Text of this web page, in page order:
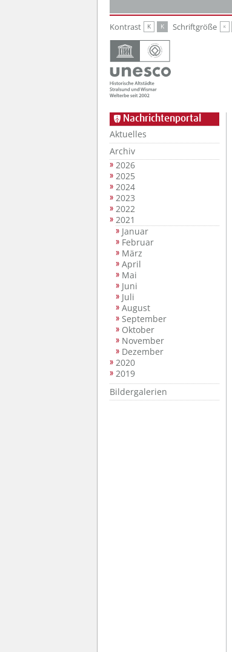
Kontrast K K Schriftgröße K
Nachrichtenportal
Aktuelles
Archiv
2026
2025
2024
2023
2022
2021
Januar
Februar
März
April
Mai
Juni
Juli
August
September
Oktober
November
Dezember
2020
2019
Bildergalerien